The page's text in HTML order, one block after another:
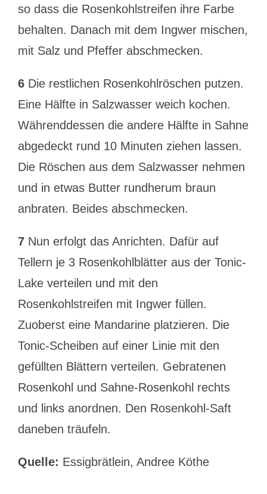
so dass die Rosenkohlstreifen ihre Farbe
behalten. Danach mit dem Ingwer mischen,
mit Salz und Pfeffer abschmecken.
6Die restlichen Rosenkohlröschen putzen.
Eine Hälfte in Salzwasser weich kochen.
Währenddessen die andere Hälfte in Sahne
abgedeckt rund 10 Minuten ziehen lassen.
Die Röschen aus dem Salzwasser nehmen
und in etwas Butter rundherum braun
anbraten. Beides abschmecken.
7Nun erfolgt das Anrichten. Dafür auf
Tellern je 3 Rosenkohlblätter aus der Tonic-
Lake verteilen und mit den
Rosenkohlstreifen mit Ingwer füllen.
Zuoberst eine Mandarine platzieren. Die
Tonic-Scheiben auf einer Linie mit den
gefüllten Blättern verteilen. Gebratenen
Rosenkohl und Sahne-Rosenkohl rechts
und links anordnen. Den Rosenkohl-Saft
daneben träufeln.
Quelle: Essigbrätlein, Andree Köthe